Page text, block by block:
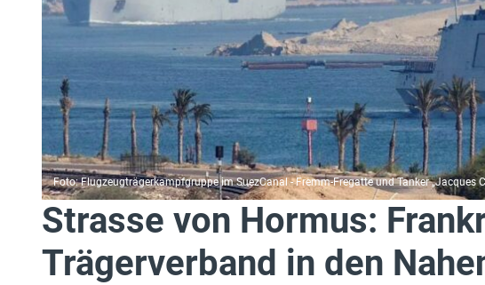
Foto: Flugzeugträgerkampfgruppe im SuezCanal - Fremm-Fregatte und Tanker „Jacques
Strasse von Hormus:
Trägerverband in den